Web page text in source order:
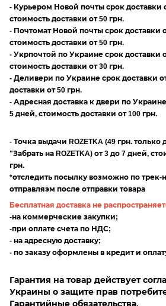
- Курьером Новой почты срок доставки
стоимость доставки от 50 грн.
- Почтомат Новой почты срок доставки
стоимость доставки от 50 грн.
- Укрпочтой по Украине срок доставки
стоимость доставки от 30 грн.
- Деливери по Украине срок доставки
доставки от 50 грн.
- Адресная доставка к двери по
5 дней, стоимость доставки от 100 грн.
- Точка выдачи ROZETKA (49 грн.
"Забрать на ROZETKA) от 3 до 7 дней,
грн.
*отследить посылку возможно по
отправляэм после отправки товара
Бесплатная доставка не
-на коммерческие закупки;
-при оплате счета по НДС;
- на адресную доставку;
- по заказу оформлены в кредит и
Гарантия на товар действует
Украины о защите прав
Гарантийные обязательства.